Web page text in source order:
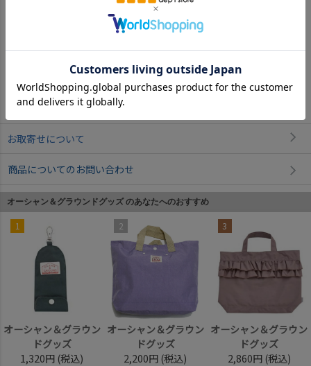
レンガ(RE)
返品・交換について
お取寄せについて
商品についてのお問い合わせ
オーシャン＆グラウンドグッズ のあなたへのおすすめ
1
オーシャン＆グラウン
ドグッズ
1,320円 (税込)
2
オーシャン＆グラウン
ドグッズ
2,200円 (税込)
3
オーシャン＆グラウン
ドグッズ
2,860円 (税込)